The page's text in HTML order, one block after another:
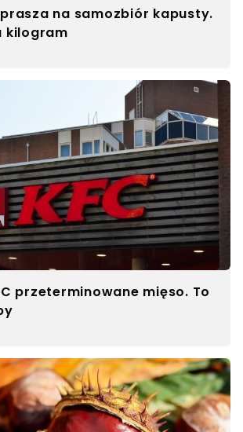
na samozbiór kapusty.
kilogram
przeterminowane mięso. To